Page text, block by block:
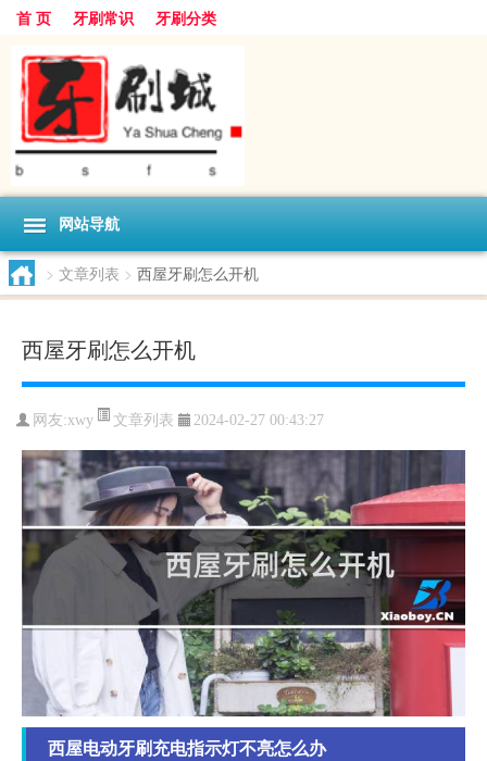
首 页 牙刷常识 牙刷分类
网站导航
> 文章列表 > 西屋牙刷怎么开机
西屋牙刷怎么开机
网友:xwy 文章列表 2024-02-27 00:43:27
西屋电动牙刷充电指示灯不亮怎么办